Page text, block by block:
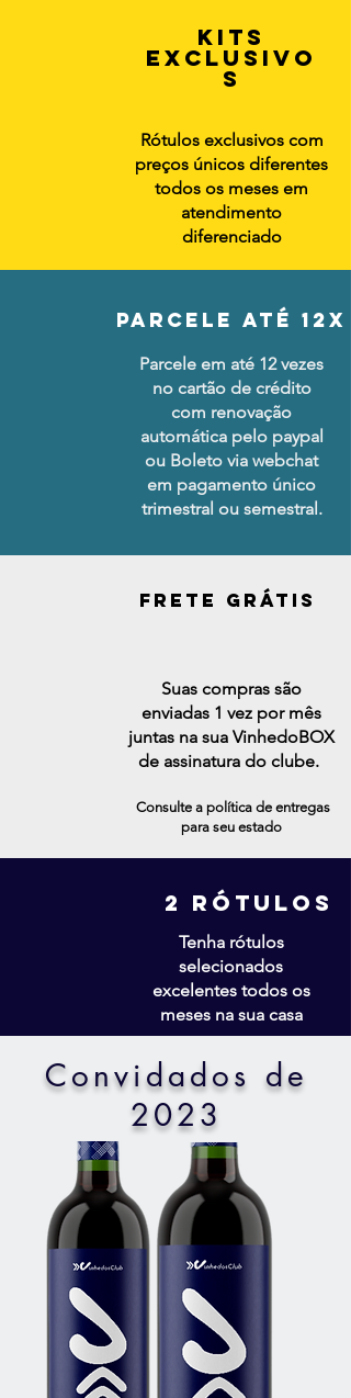
KITS
EXCLUSIVO
S
Rótulos exclusivos com
preços únicos diferentes
todos os meses em
atendimento
diferenciado
PARCELE ATÉ 12x
Parcele em até 12 vezes
no cartão de crédito
com renovação
automática pelo paypal
ou Boleto via webchat
em pagamento único
trimestral ou semestral.
FRETE GRÁTIS
Suas compras são
enviadas 1 vez por mês
juntas na sua VinhedoBOX
de assinatura do clube.
Consulte a política de entregas
para seu estado
2 rÓTULOS
Tenha rótulos
selecionados
excelentes todos os
meses na sua casa
Convidados de
2023